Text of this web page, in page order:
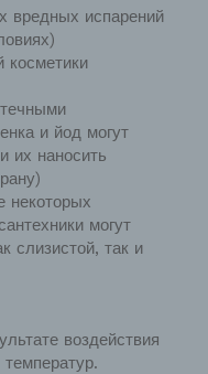
вредных испарений
косметики
и йод могут
их наносить
некоторых
могут
слизистой, так и
воздействия